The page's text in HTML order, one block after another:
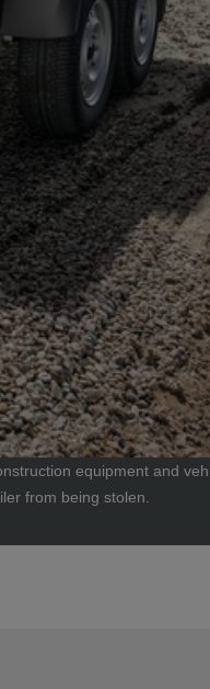
equipment and
from being stolen.